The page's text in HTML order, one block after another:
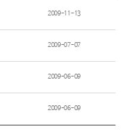
2009-11-13
2009-07-07
2009-06-09
2009-06-09